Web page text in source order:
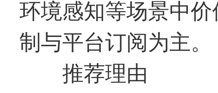
环境感知等场景中
制与平台订阅为主。
推荐理由